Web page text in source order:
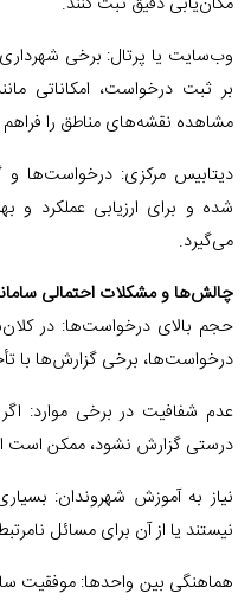
وب‌سایت یا پرتال: برخی
بر ثبت درخواست، امکاناتی
مشاهده نقشه‌های مناطق را
دیتابیس مرکزی: درخواست‌ها
شده و برای ارزیابی عملکرد و
می‌گیرد.
چالش‌ها و مشکلات احتمالی سامانه
حجم بالای درخواست‌ها: در
درخواست‌ها، برخی گزارش‌ها با
عدم شفافیت در برخی موارد:
درستی گزارش نشود، ممکن است
نیاز به آموزش شهروندان:
نیستند یا از آن برای مسائل
هماهنگی بین واحدها: موفقیت